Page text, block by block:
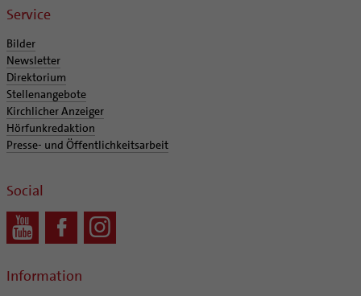
Service
Bilder
Newsletter
Direktorium
Stellenangebote
Kirchlicher Anzeiger
Hörfunkredaktion
Presse- und Öffentlichkeitsarbeit
Social
Information